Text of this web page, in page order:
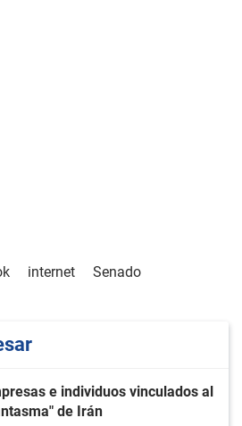
internet Senado
e individuos vinculados al
de Irán